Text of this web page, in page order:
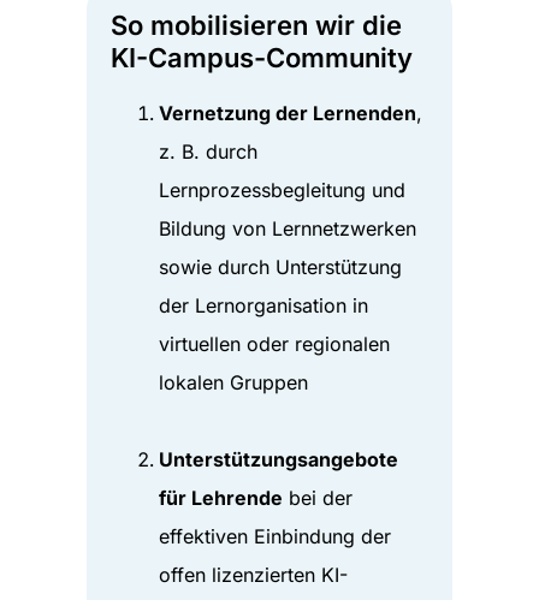
So mobilisieren wir die
KI-Campus-Community
Vernetzung der Lernenden,
z. B. durch
Lernprozessbegleitung und
Bildung von Lernnetzwerken
sowie durch Unterstützung
der Lernorganisation in
virtuellen oder regionalen
lokalen Gruppen
Unterstützungsangebote
für Lehrende bei der
effektiven Einbindung der
offen lizenzierten KI-